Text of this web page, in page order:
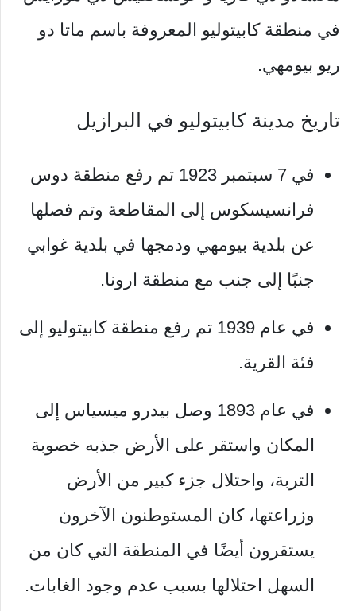
في منطقة كابيتوليو المعروفة باسم ماتا دو
ريو بيومهي.
تاريخ مدينة كابيتوليو في البرازيل
في 7 سبتمبر 1923 تم رفع منطقة دوس
فرانسيسكوس إلى المقاطعة وتم فصلها
عن بلدية بيومهي ودمجها في بلدية غوابي
جنبًا إلى جنب مع منطقة ارونا.
في عام 1939 تم رفع منطقة كابيتوليو إلى
فئة القرية.
في عام 1893 وصل بيدرو ميسياس إلى
المكان واستقر على الأرض جذبه خصوبة
التربة، واحتلال جزء كبير من الأرض
وزراعتها، كان المستوطنون الآخرون
يستقرون أيضًا في المنطقة التي كان من
السهل احتلالها بسبب عدم وجود الغابات.